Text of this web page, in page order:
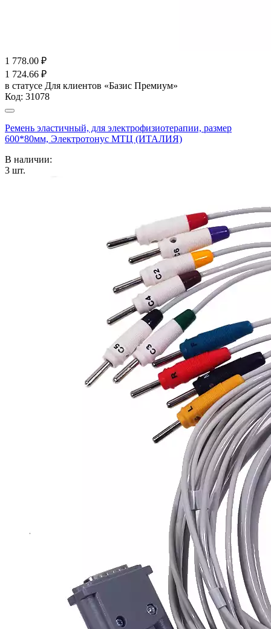
1 778.00 ₽
1 724.66 ₽
в статусе Для клиентов «Базис Премиум»
Код: 31078
Ремень эластичный, для электрофизиотерапии, размер
600*80мм, Электротонус МТЦ (ИТАЛИЯ)
В наличии:
3 шт.